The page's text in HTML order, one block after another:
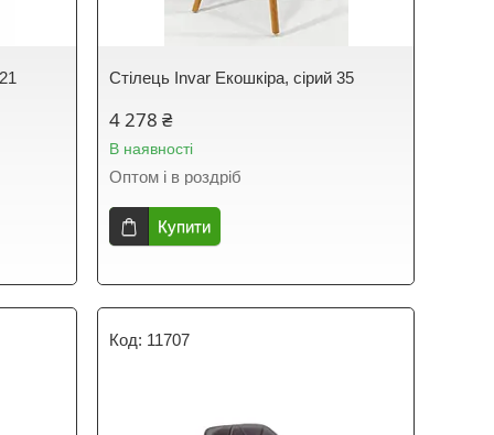
Стілець Invar Екошкіра, сірий 35
4 278 ₴
В наявності
Оптом і в роздріб
Купити
11707